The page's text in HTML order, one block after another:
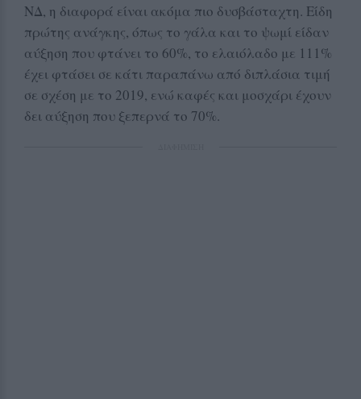
ΝΔ, η διαφορά είναι ακόμα πιο δυσβάσταχτη. Είδη
πρώτης ανάγκης, όπως το γάλα και το ψωμί είδαν
αύξηση που φτάνει το 60%, το ελαιόλαδο με 111%
έχει φτάσει σε κάτι παραπάνω από διπλάσια τιμή
σε σχέση με το 2019, ενώ καφές και μοσχάρι έχουν
δει αύξηση που ξεπερνά το 70%.